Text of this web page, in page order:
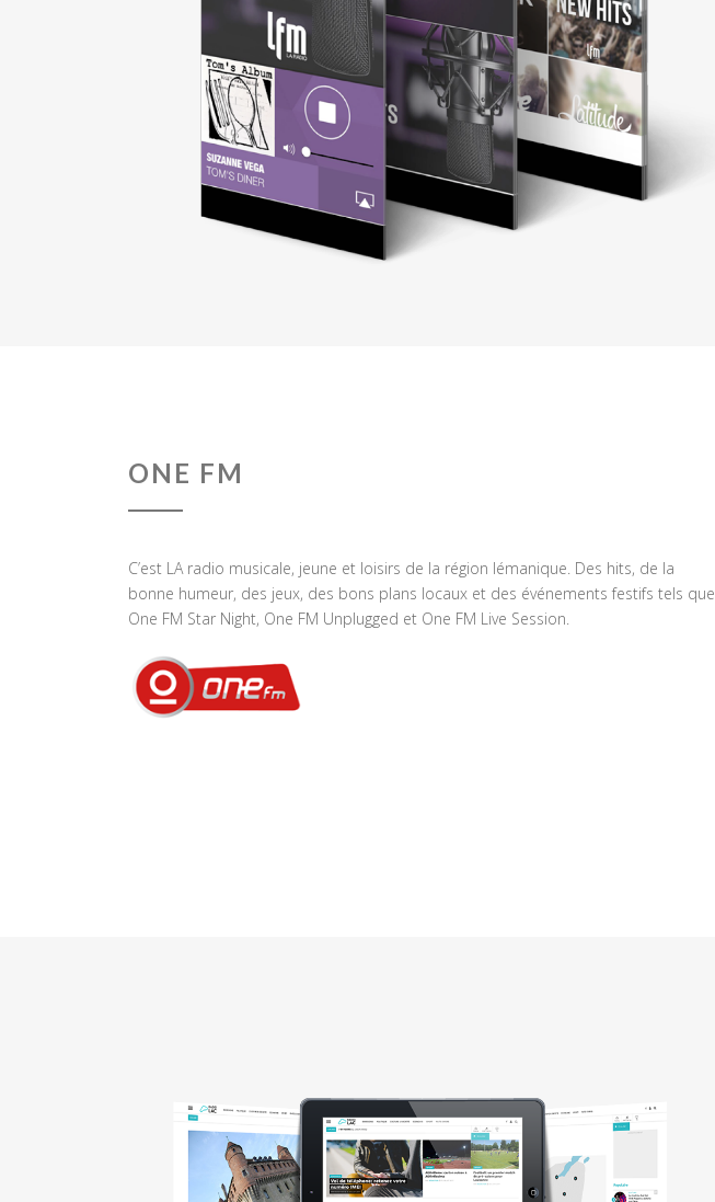
ONE FM
C’est LA radio musicale, jeune et loisirs de la région lémanique. Des hits, de la
bonne humeur, des jeux, des bons plans locaux et des événements festifs tels que
One FM Star Night, One FM Unplugged et One FM Live Session.